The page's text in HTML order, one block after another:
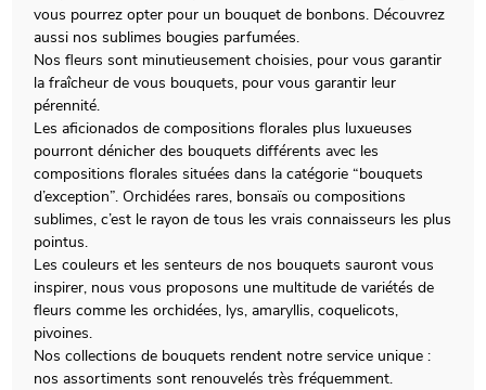
vous pourrez opter pour un bouquet de bonbons. Découvrez
aussi nos sublimes bougies parfumées.
Nos fleurs sont minutieusement choisies, pour vous garantir
la fraîcheur de vous bouquets, pour vous garantir leur
pérennité.
Les aficionados de compositions florales plus luxueuses
pourront dénicher des bouquets différents avec les
compositions florales situées dans la catégorie “bouquets
d’exception”. Orchidées rares, bonsaïs ou compositions
sublimes, c’est le rayon de tous les vrais connaisseurs les plus
pointus.
Les couleurs et les senteurs de nos bouquets sauront vous
inspirer, nous vous proposons une multitude de variétés de
fleurs comme les orchidées, lys, amaryllis, coquelicots,
pivoines.
Nos collections de bouquets rendent notre service unique :
nos assortiments sont renouvelés très fréquemment.